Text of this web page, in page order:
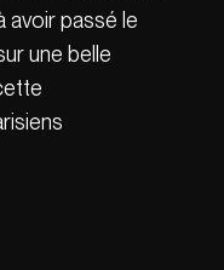
avoir passé le
une belle